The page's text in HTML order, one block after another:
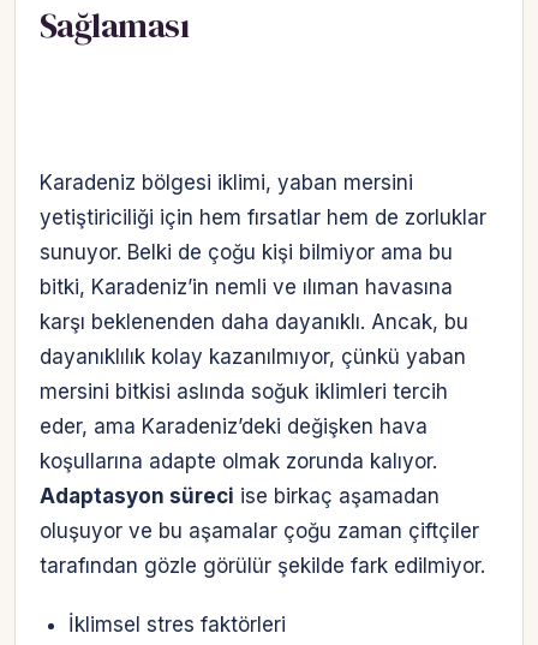
Sağlaması
Karadeniz bölgesi iklimi, yaban mersini
yetiştiriciliği için hem fırsatlar hem de zorluklar
sunuyor. Belki de çoğu kişi bilmiyor ama bu
bitki, Karadeniz’in nemli ve ılıman havasına
karşı beklenenden daha dayanıklı. Ancak, bu
dayanıklılık kolay kazanılmıyor, çünkü yaban
mersini bitkisi aslında soğuk iklimleri tercih
eder, ama Karadeniz’deki değişken hava
koşullarına adapte olmak zorunda kalıyor.
Adaptasyon süreci ise birkaç aşamadan
oluşuyor ve bu aşamalar çoğu zaman çiftçiler
tarafından gözle görülür şekilde fark edilmiyor.
İklimsel stres faktörleri